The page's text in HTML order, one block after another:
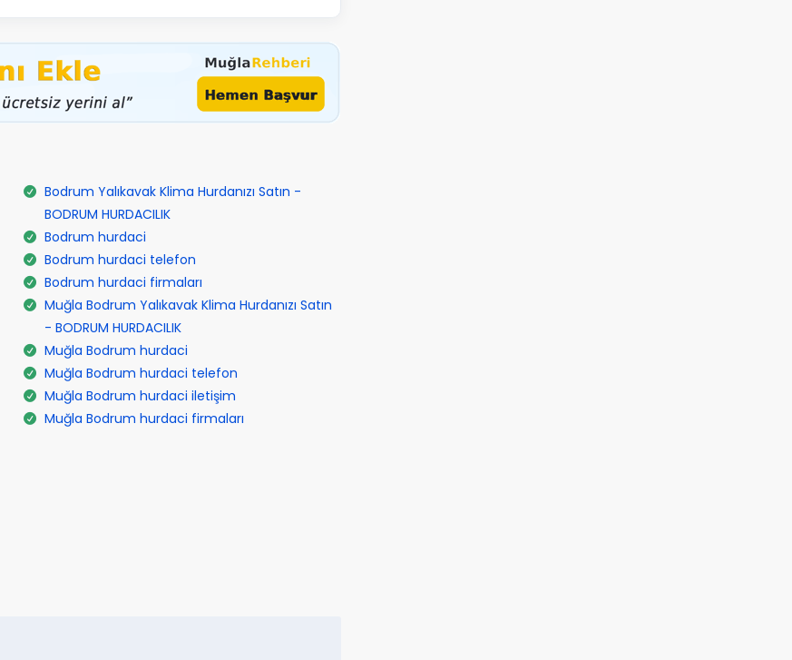
Bodrum Yalıkavak Klima Hurdanızı Satın -
BODRUM HURDACILIK
Bodrum hurdaci
Bodrum hurdaci telefon
Bodrum hurdaci firmaları
Muğla Bodrum Yalıkavak Klima Hurdanızı Satın
- BODRUM HURDACILIK
Muğla Bodrum hurdaci
Muğla Bodrum hurdaci telefon
Muğla Bodrum hurdaci iletişim
Muğla Bodrum hurdaci firmaları